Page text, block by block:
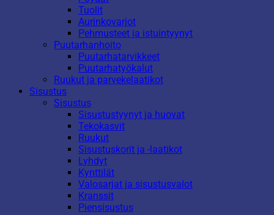
Tuolit
Aurinkovarjot
Pehmusteet ja istuintyynyt
Puutarhanhoito
Puutarhatarvikkeet
Puutarhatyökalut
Ruukut ja parvekelaatikot
Sisustus
Sisustus
Sisustustyynyt ja huovat
Tekokasvit
Ruukut
Sisustuskorit ja -laatikot
Lyhdyt
Kynttilät
Valosarjat ja sisustusvalot
Kranssit
Piensisustus